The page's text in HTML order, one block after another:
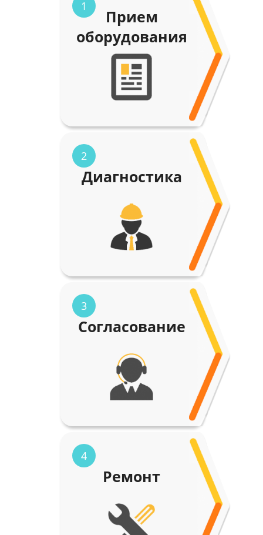
1
Прием
оборудования
2
Диагностика
3
Согласование
4
Ремонт